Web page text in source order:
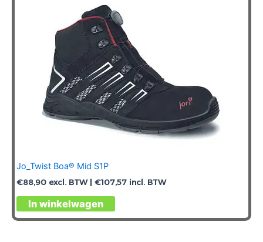
Jo_Twist Boa® Mid S1P
€88,90 excl. BTW | €107,57 incl. BTW
In winkelwagen
Dit
product